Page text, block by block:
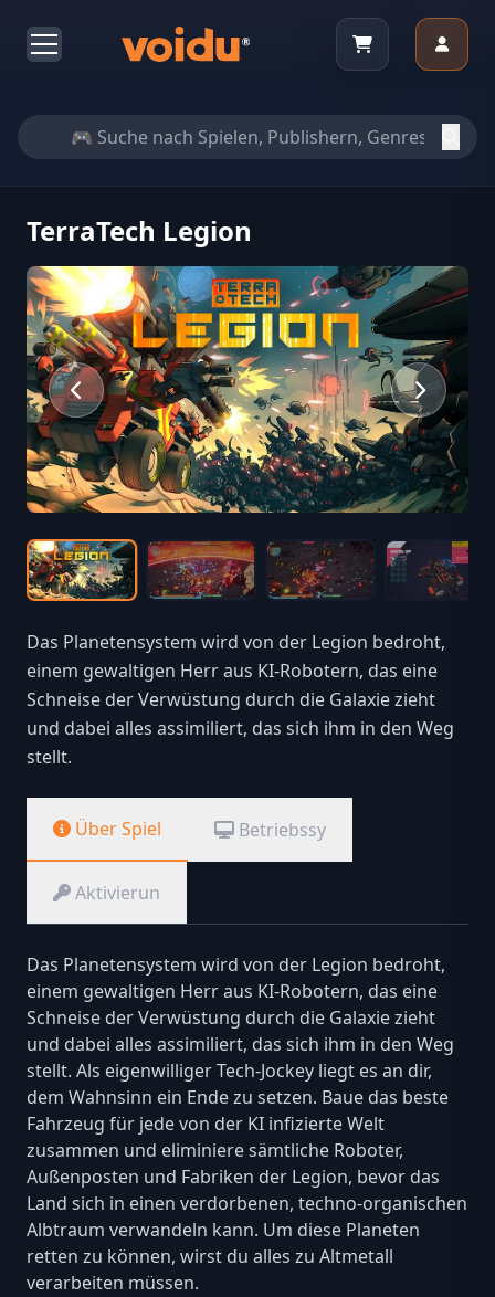
TerraTech Legion
Das Planetensystem wird von der Legion bedroht,
einem gewaltigen Herr aus KI-Robotern, das eine
Schneise der Verwüstung durch die Galaxie zieht
und dabei alles assimiliert, das sich ihm in den Weg
stellt.
Über Spiel Betriebssy
Aktivierun
Das Planetensystem wird von der Legion bedroht,
einem gewaltigen Herr aus KI-Robotern, das eine
Schneise der Verwüstung durch die Galaxie zieht
und dabei alles assimiliert, das sich ihm in den Weg
stellt. Als eigenwilliger Tech-Jockey liegt es an dir,
dem Wahnsinn ein Ende zu setzen. Baue das beste
Fahrzeug für jede von der KI infizierte Welt
zusammen und eliminiere sämtliche Roboter,
Außenposten und Fabriken der Legion, bevor das
Land sich in einen verdorbenen, techno-organischen
Albtraum verwandeln kann. Um diese Planeten
retten zu können, wirst du alles zu Altmetall
verarbeiten müssen.